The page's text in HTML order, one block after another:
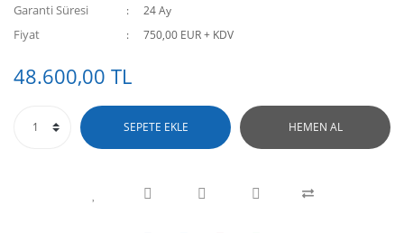
Garanti Süresi 24 Ay
Fiyat 750,00 EUR + KDV
48.600,00 TL
SEPETE EKLE HEMEN AL